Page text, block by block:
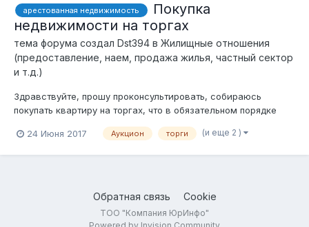
арестованная недвижимость
Покупка
недвижимости на торгах
тема форума создал Dst394 в Жилищные отношения
(предоставление, наем, продажа жилья, частный сектор
и т.д.)
Здравствуйте, прошу проконсультировать, собираюсь
покупать квартиру на торгах, что в обязательном порядке
выселение? Можно ли обойтись без юридической помощи?
24 Июня 2017 Аукцион торги (и еще 2 )
Обратная связь Cookie
ТОО "Компания ЮрИнфо"